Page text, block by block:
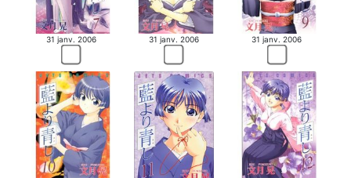
31 janv. 2006 31 janv. 2006 31 janv. 2006